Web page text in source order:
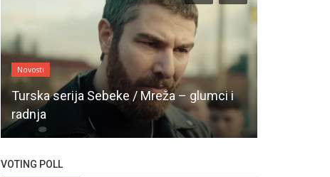
Novosti
Turska serija Sebeke / Mreža – glumci i
radnja
VOTING POLL